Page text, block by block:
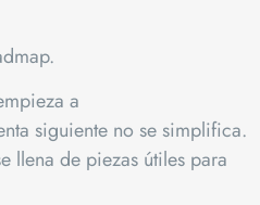
a
siguiente no se simplifica.
llena de piezas útiles para